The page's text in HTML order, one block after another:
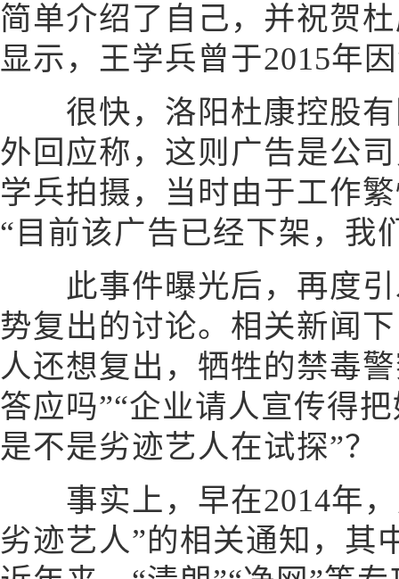
简单介绍了自己，并祝贺
显示，王学兵曾于2015年
很快，洛阳杜康控股有
外回应称，这则广告是公
学兵拍摄，当时由于工作
“目前该广告已经下架，我
此事件曝光后，再度引
势复出的讨论。相关新闻
人还想复出，牺牲的禁毒
答应吗”“企业请人宣传得
是不是劣迹艺人在试探”？
事实上，早在2014年，
劣迹艺人”的相关通知，其